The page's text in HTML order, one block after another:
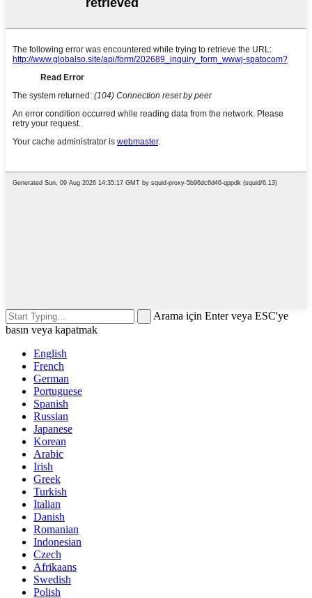
Arama için Enter veya ESC'ye
basın veya kapatmak
English
French
German
Portuguese
Spanish
Russian
Japanese
Korean
Arabic
Irish
Greek
Turkish
Italian
Danish
Romanian
Indonesian
Czech
Afrikaans
Swedish
Polish